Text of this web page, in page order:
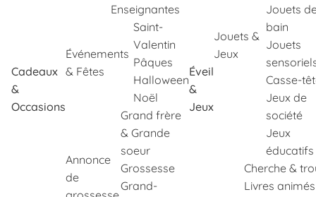
Cadeaux
&
Occasions
Enseignantes
Événements
& Fêtes
Saint-
Valentin
Pâques
Halloween
Noël
Annonce
de
Grand frère
& Grande
soeur
Grossesse
Grand-
Éveil
&
Jeux
Jouets &
Jeux
Jouets
bain
Jouets
Casse-
Jeux de
société
Jeux
éducatifs
Cherche &
Livres animés